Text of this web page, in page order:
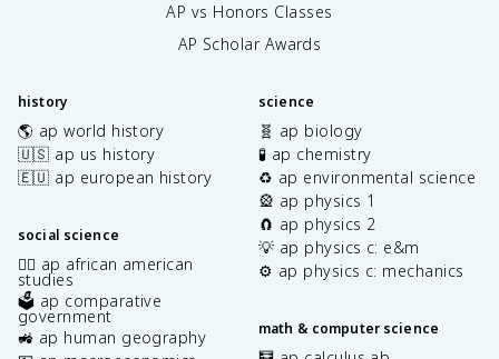
AP vs Honors Classes
AP Scholar Awards
history
🌎 ap world history
🇺🇸 ap us history
🇪🇺 ap european history
social science
✊🏿 ap african american
studies
🗳️ ap comparative
government
🚜 ap human geography
science
🧬 ap biology
🧪 ap chemistry
♻️ ap environmental science
🎡 ap physics 1
🧲 ap physics 2
💡 ap physics c: e&m
⚙️ ap physics c: mechanics
math & computer science